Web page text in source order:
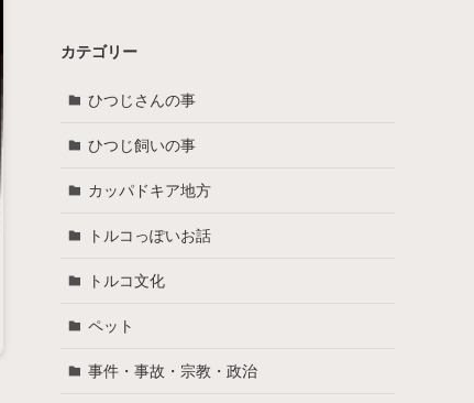
カテゴリー
ひつじさんの事
ひつじ飼いの事
カッパドキア地方
トルコっぽいお話
トルコ文化
ペット
事件・事故・宗教・政治